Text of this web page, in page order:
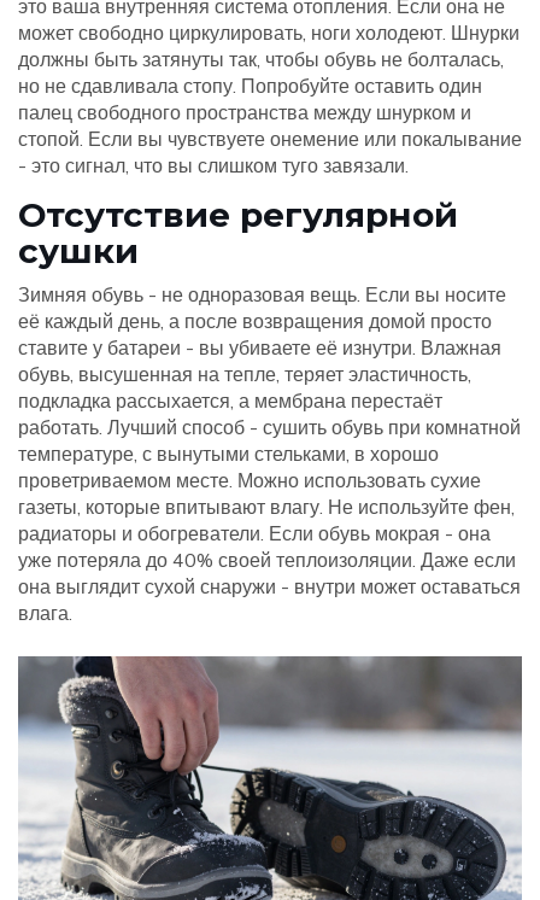
это ваша внутренняя система отопления. Если она не
может свободно циркулировать, ноги холодеют. Шнурки
должны быть затянуты так, чтобы обувь не болталась,
но не сдавливала стопу. Попробуйте оставить один
палец свободного пространства между шнурком и
стопой. Если вы чувствуете онемение или покалывание
- это сигнал, что вы слишком туго завязали.
Отсутствие регулярной
сушки
Зимняя обувь - не одноразовая вещь. Если вы носите
её каждый день, а после возвращения домой просто
ставите у батареи - вы убиваете её изнутри. Влажная
обувь, высушенная на тепле, теряет эластичность,
подкладка рассыхается, а мембрана перестаёт
работать. Лучший способ - сушить обувь при комнатной
температуре, с вынутыми стельками, в хорошо
проветриваемом месте. Можно использовать сухие
газеты, которые впитывают влагу. Не используйте фен,
радиаторы и обогреватели. Если обувь мокрая - она
уже потеряла до 40% своей теплоизоляции. Даже если
она выглядит сухой снаружи - внутри может оставаться
влага.